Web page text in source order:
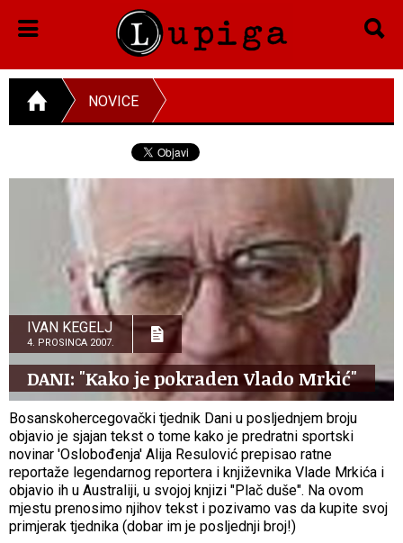
NOVICE
IVAN KEGELJ
4. PROSINCA 2007.
DANI: "Kako je pokraden Vlado Mrkić"
Bosanskohercegovački tjednik Dani u posljednjem broju
objavio je sjajan tekst o tome kako je predratni sportski
novinar 'Oslobođenja' Alija Resulović prepisao ratne
reportaže legendarnog reportera i književnika Vlade Mrkića i
objavio ih u Australiji, u svojoj knjizi "Plač duše". Na ovom
mjestu prenosimo njihov tekst i pozivamo vas da kupite svoj
primjerak tjednika (dobar im je posljednji broj!)